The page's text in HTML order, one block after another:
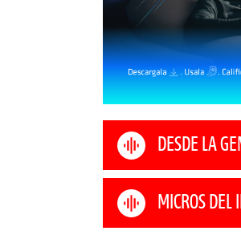
DESDE LA
MICROS DEL